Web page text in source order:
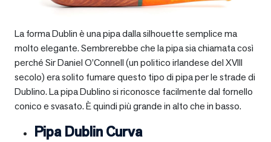
La forma Dublin è una pipa dalla silhouette semplice ma
molto elegante. Sembrerebbe che la pipa sia chiamata così
perché Sir Daniel O’Connell (un politico irlandese del XVIII
secolo) era solito fumare questo tipo di pipa per le strade di
Dublino. La pipa Dublino si riconosce facilmente dal fornello
conico e svasato. È quindi più grande in alto che in basso.
Pipa Dublin Curva